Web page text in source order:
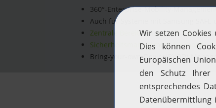
360°-Enterprise-Mobility-
Auch für Systeme mit Samsung SAFE
Zentrale Bereitstellung von Apps auf
Sicherheitsmanagement für mobile
Bring-your-own-Device(BYOD)-